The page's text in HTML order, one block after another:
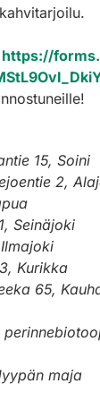
https://
15, Soini
2,
Seinäjoki
Kurikka
65,
maja